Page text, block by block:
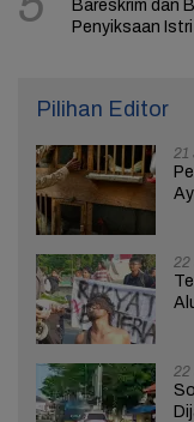
Bareskrim dan
Penyiksaan
Pilihan Editor
21
22
22